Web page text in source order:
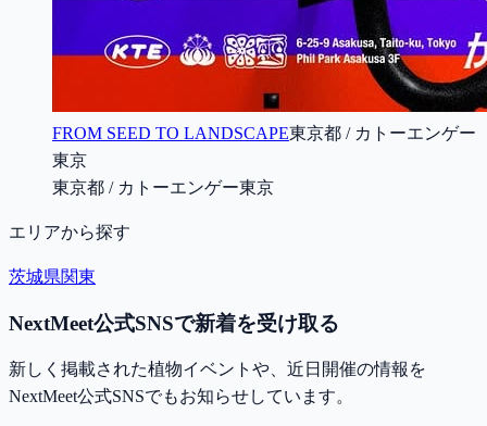
FROM SEED TO LANDSCAPE東京都 / カトーエンゲー
東京
東京都 / カトーエンゲー東京
エリアから探す
茨城県関東
NextMeet公式SNSで新着を受け取る
新しく掲載された植物イベントや、近日開催の情報を
NextMeet公式SNSでもお知らせしています。